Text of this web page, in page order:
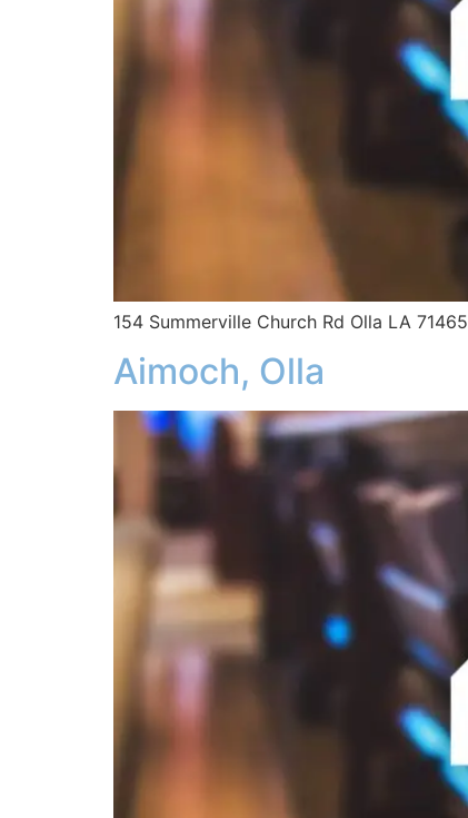
154 Summerville Church Rd Olla LA 71465
Aimoch, Olla